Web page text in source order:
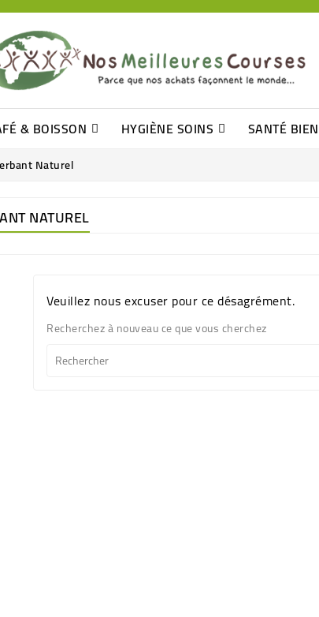
& BOISSON HYGIÈNE SOINS SANTÉ
Naturel
NATUREL
Veuillez nous excuser pour ce désagrément.
Recherchez à nouveau ce que vous cherchez